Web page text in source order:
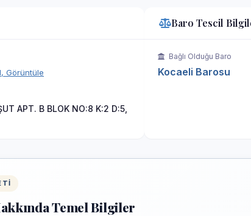
Görüntüle
APT. B BLOK NO:8 K:2 D:5,
Baro Tescil
Bağlı Olduğu Baro
Kocaeli Barosu
Temel Bilgiler